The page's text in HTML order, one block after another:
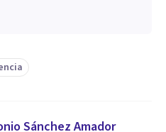
Sánchez Amador